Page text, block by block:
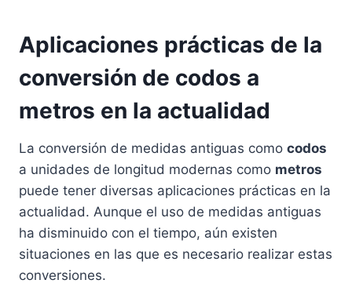
Aplicaciones prácticas de la
conversión de codos a
metros en la actualidad
La conversión de medidas antiguas como codos
a unidades de longitud modernas como metros
puede tener diversas aplicaciones prácticas en la
actualidad. Aunque el uso de medidas antiguas
ha disminuido con el tiempo, aún existen
situaciones en las que es necesario realizar estas
conversiones.